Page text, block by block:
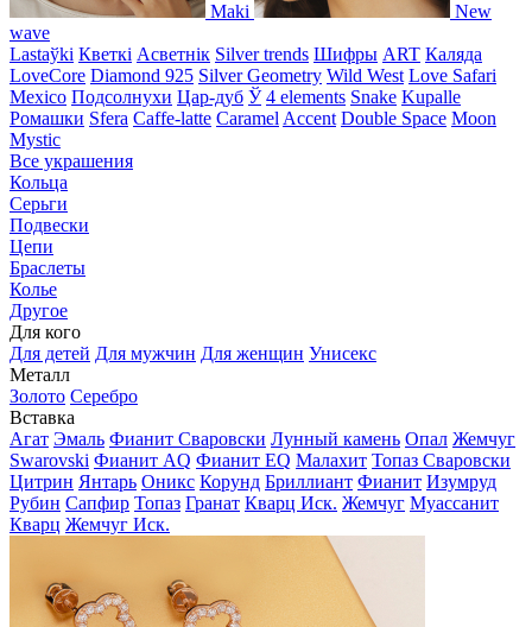
Maki
New
wave
Lastaўki Кветкі Асветнiк Silver trends Шифры ART Каляда
LoveCore Diamond 925 Silver Geometry Wild West Love Safari
Mexico Подсолнухи Цар-дуб Ў 4 elements Snake Kupalle
Ромашки Sfera Caffe-latte Caramel Accent Double Space Moon
Mystic
Все украшения
Кольца
Серьги
Подвески
Цепи
Браслеты
Колье
Другое
Для кого
Для детей Для мужчин Для женщин Унисекс
Металл
Золото Серебро
Вставка
Агат Эмаль Фианит Сваровски Лунный камень Опал Жемчуг
Swarovski Фианит AQ Фианит EQ Малахит Топаз Сваровски
Цитрин Янтарь Оникс Корунд Бриллиант Фианит Изумруд
Рубин Сапфир Топаз Гранат Кварц Иск. Жемчуг Муассанит
Кварц Жемчуг Иск.